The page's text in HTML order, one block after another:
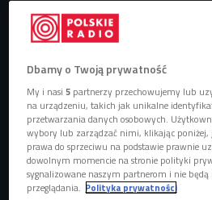
Dbamy o Twoją prywatność
My i nasi5 partnerzy przechowujemy lub
na urządzeniu, takich jak unikalne
przetwarzania danych osobowych.
wybory lub zarządzać nimi, klikając poniżej,
prawa do sprzeciwu na podstawie prawnie
dowolnym momencie na stronie polityki
sygnalizowane naszym partnerom i nie
przeglądania. Polityka prywatności